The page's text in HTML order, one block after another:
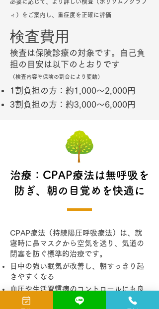
必要に応じて、より詳しい検査（ポリソムノグラフ
ィ）をご案内し、重症度を正確に評価
検査費用
検査は保険診療の対象です。自己負
担の目安は以下のとおりです
（検査内容や保険の割合により変動）
1割負担の方：約1,000〜2,000円
3割負担の方：約3,000〜6,000円
治療：CPAP療法は無呼吸を
防ぎ、朝の目覚めを快適に
CPAP療法（持続陽圧呼吸療法）は、就
寝時に鼻マスクから空気を送り、気道の
閉塞を防ぐ標準的治療です。
日中の強い眠気が改善し、朝すっきり起
きやすくなる
血圧や生活習慣病のコントロールにも良
い影響